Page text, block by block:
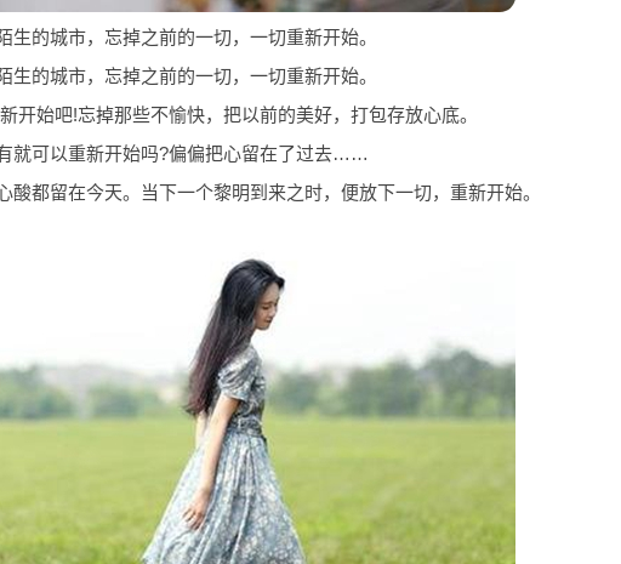
生的城市，忘掉之前的一切，一切重新开始。
生的城市，忘掉之前的一切，一切重新开始。
开始吧!忘掉那些不愉快，把以前的美好，打包存放心底。
就可以重新开始吗?偏偏把心留在了过去……
酸都留在今天。当下一个黎明到来之时，便放下一切，重新开始。